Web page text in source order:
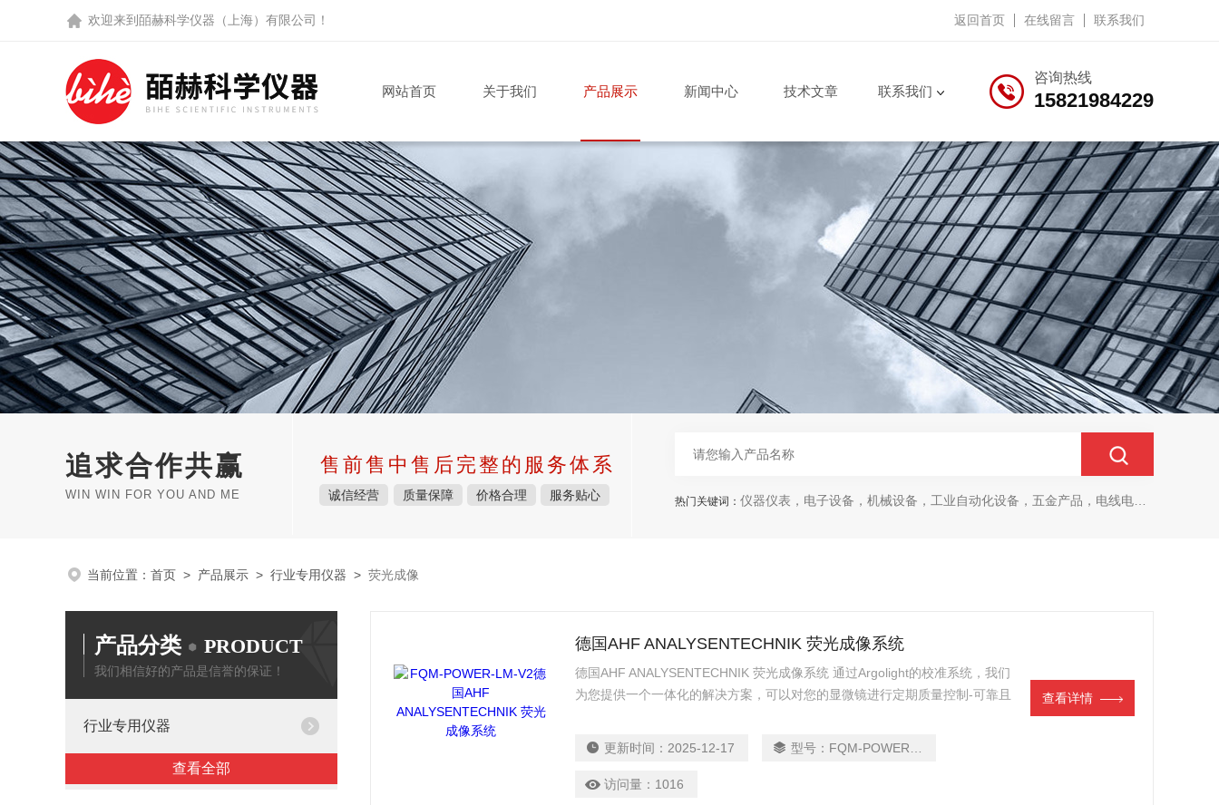
欢迎来到 皕赫科学仪器（上海）有限公司 ！ 返回首页 在线留言 联系我们
咨询热线
15821984229
网站首页 关于我们 产品展示 新闻中心 技术文章 联系我们
追求合作共赢
WIN WIN FOR YOU AND ME
售前售中售后完整的服务体系
诚信经营 质量保障 价格合理 服务贴心 热门关键词： 仪器仪表，电子设备，机械设备，工业自动化设备，五金产品，电线电缆，金属材料，电子
当前位置： 首页 > 产品展示 > 行业专用仪器 > 荧光成像
产品分类 PRODUCT
我们相信好的产品是信誉的保证！
行业专用仪器
查看全部
德国AHF ANALYSENTECHNIK 荧光成像系统
德国AHF ANALYSENTECHNIK 荧光成像系统 通过Argolight的校准系统，我们
为您提供一个一体化的解决方案，可以对您的显微镜进行定期质量控制-可靠且
更新时间： 2025-12-17 型号： FQM-POWER-LM-V2
访问量： 1016
查看详情